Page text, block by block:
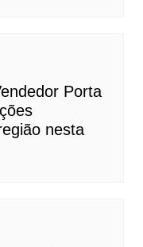
Porta
nesta